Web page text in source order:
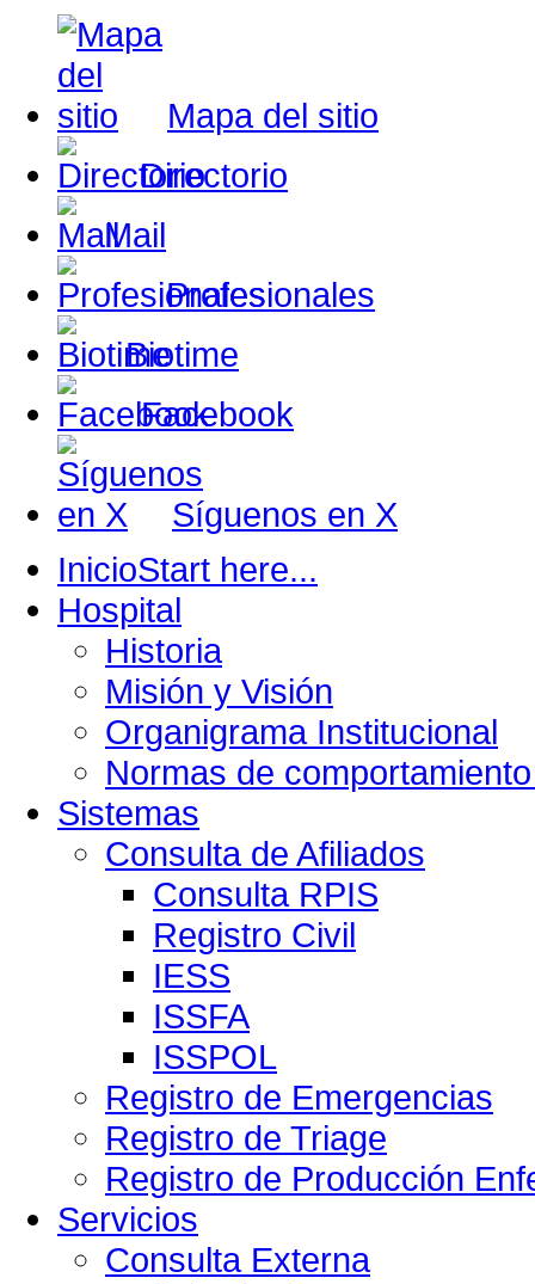
Mapa del sitio
Directorio
Mail
Profesionales
Biotime
Facebook
Síguenos en X
InicioStart here...
Hospital
Historia
Misión y Visión
Organigrama Institucional
Normas de
Sistemas
Consulta de Afiliados
Consulta RPIS
Registro Civil
IESS
ISSFA
ISSPOL
Registro de Emergencias
Registro de Triage
Registro de Producción
Servicios
Consulta Externa